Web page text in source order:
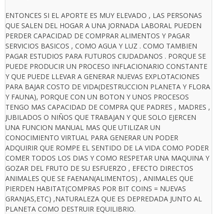
ENTONCES SI EL APORTE ES MUY ELEVADO , LAS PERSONAS
QUE SALEN DEL HOGAR A UNA JORNADA LABORAL PUEDEN
PERDER CAPACIDAD DE COMPRAR ALIMENTOS Y PAGAR
SERVICIOS BASICOS , COMO AGUA Y LUZ . COMO TAMBIEN
PAGAR ESTUDIOS PARA FUTUROS CIUDADANOS . PORQUE SE
PUEDE PRODUCIR UN PROCESO INFLACIONARIO CONSTANTE
Y QUE PUEDE LLEVAR A GENERAR NUEVAS EXPLOTACIONES
PARA BAJAR COSTO DE VIDA(DESTRUCCION PLANETA Y FLORA
Y FAUNA), PORQUE CON UN BOTON Y UNOS PROCESOS
TENGO MAS CAPACIDAD DE COMPRA QUE PADRES , MADRES ,
JUBILADOS O NIÑOS QUE TRABAJAN Y QUE SOLO EJERCEN
UNA FUNCION MANUAL MAS QUE UTILIZAR UN
CONOCIMIENTO VIRTUAL PARA GENERAR UN PODER
ADQUIRIR QUE ROMPE EL SENTIDO DE LA VIDA COMO PODER
COMER TODOS LOS DIAS Y COMO RESPETAR UNA MAQUINA Y
GOZAR DEL FRUTO DE SU ESFUERZO , EFECTO DIRECTOS
ANIMALES QUE SE FAENAN(ALIMENTOS) , ANIMALES QUE
PIERDEN HABITAT(COMPRAS POR BIT COINS = NUEVAS
GRANJAS,ETC) ,NATURALEZA QUE ES DEPREDADA JUNTO AL
PLANETA COMO DESTRUIR EQUILIBRIO.